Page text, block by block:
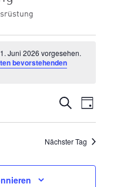
Juni 2026 vorgesehen.
bevorstehenden
SUCHE
UND
Suche
Tag
Nächster Tag